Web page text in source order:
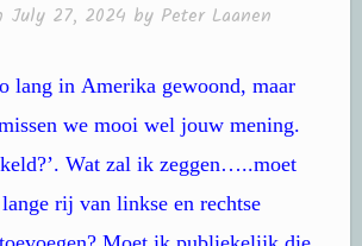
July 27, 2024 by Peter Laanen
lang in Amerika gewoond, maar
we mooi wel jouw mening.
Wat zal ik zeggen…..moet
rij van linkse en rechtse